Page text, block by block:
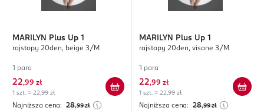
MARILYN Plus Up 1
rajstopy 20den, beige 3/M
1 para
22,99 zł
1 szt. = 22,99 zł
Najniższa cena: 28,99 zł
MARILYN Plus Up 1
rajstopy 20den, visone 3/M
1 para
22,99 zł
1 szt. = 22,99 zł
Najniższa cena: 28,99 zł